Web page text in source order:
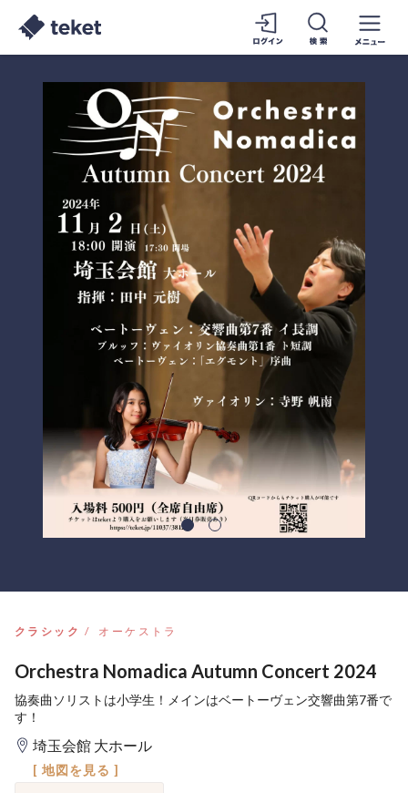
クラシック オーケストラ
Orchestra Nomadica Autumn Concert 2024
協奏曲ソリストは小学生！メインはベートーヴェン交響曲第7番で
す！
埼玉会館 大ホール
[ 地図を見る ]